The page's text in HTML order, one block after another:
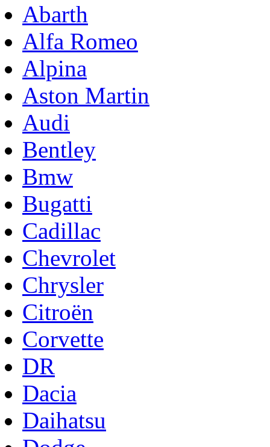
Abarth
Alfa Romeo
Alpina
Aston Martin
Audi
Bentley
Bmw
Bugatti
Cadillac
Chevrolet
Chrysler
Citroën
Corvette
DR
Dacia
Daihatsu